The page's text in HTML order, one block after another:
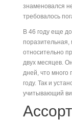
знаменовался
требовалось
В 46 году еще
относительно
двух месяцев.
дней, что
году. Так и
учитывающий